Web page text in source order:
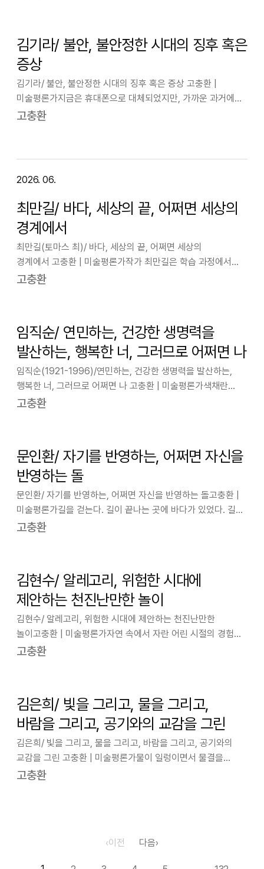
김기라/ 불안, 불안정한 시대의 징후 혹은
증상
김기라/ 불안, 불안정한 시대의 징후 혹은 증상 고충환 |
미술평론가지금은 휴대폰으로 대체되었지만, 가까운 과거에
시인들은 노트를 휴대하고 다녔다. 언제 어디서 어떻게 올지
고충환
2026. 06.
최만길/ 바다, 세상의 끝, 어쩌면 세상의
경계에서
최만길(토마스 최)/ 바다, 세상의 끝, 어쩌면 세상의
경계에서 고충환 | 미술평론가작가 최만길은 학습 과정에서
사실상 회화와 조각을 복수 전공했다. 여기서 사실상이라고 한
고충환
임직순/ 연민하는, 건강한 생명력을
발산하는, 행복한 너, 그러므로 어쩌면 나
임직순(1921-1996)/연민하는, 건강한 생명력을 발산하는,
행복한 너, 그러므로 어쩌면 나 고충환 | 미술평론가색채란
타고난 생리인 것 같다. 색채 화가란 말도 자주 듣지만,
고충환
문인환/ 자기를 반영하는, 어쩌면 자신을
반영하는 돌
문인환/ 자기를 반영하는, 어쩌면 자신을 반영하는 돌고충환 |
미술평론가길을 걷는다. 길이 끝나는 곳에 바다가 있었다. 길
끝에 바다가 있었다. 바다는 그 너머로 건너갈 수 없다는 점에서
고충환
김현수/ 알레고리, 위험한 시대에
제안하는 천진난만한 놀이
김현수/ 알레고리, 위험한 시대에 제안하는 천진난만한
놀이고충환 | 미술평론가자연 속에서 자란 어린 시절의 경험은
내게 놀이를 주제로 사유를 하게 한다. 나의 작업에서 놀이는
고충환
김은희/ 빛을 그리고, 물을 그리고,
바람을 그리고, 공기와의 교감을 그린
김은희/ 빛을 그리고, 물을 그리고, 바람을 그리고, 공기와의
교감을 그린 고충환 | 미술평론가물이 일렁이면서 물결을
만드는, 물결에 따라 모이고 흩어지는 물빛을 희롱하는, 수면에
고충환
‹이전 다음›